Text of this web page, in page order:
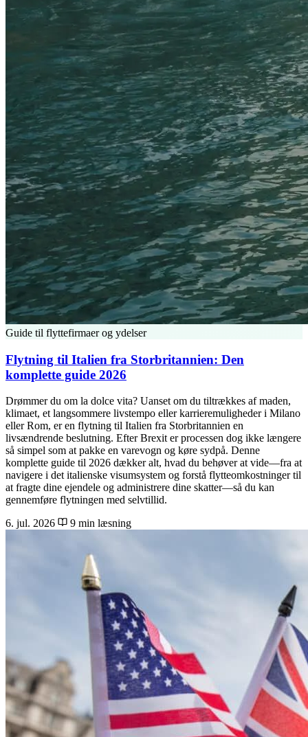
Guide til flyttefirmaer og ydelser
Flytning til Italien fra Storbritannien: Den
komplette guide 2026
Drømmer du om la dolce vita? Uanset om du tiltrækkes af maden,
klimaet, et langsommere livstempo eller karrieremuligheder i Milano
eller Rom, er en flytning til Italien fra Storbritannien en
livsændrende beslutning. Efter Brexit er processen dog ikke længere
så simpel som at pakke en varevogn og køre sydpå. Denne
komplette guide til 2026 dækker alt, hvad du behøver at vide—fra at
navigere i det italienske visumsystem og forstå flytteomkostninger til
at fragte dine ejendele og administrere dine skatter—så du kan
gennemføre flytningen med selvtillid.
6. jul. 2026
9 min læsning